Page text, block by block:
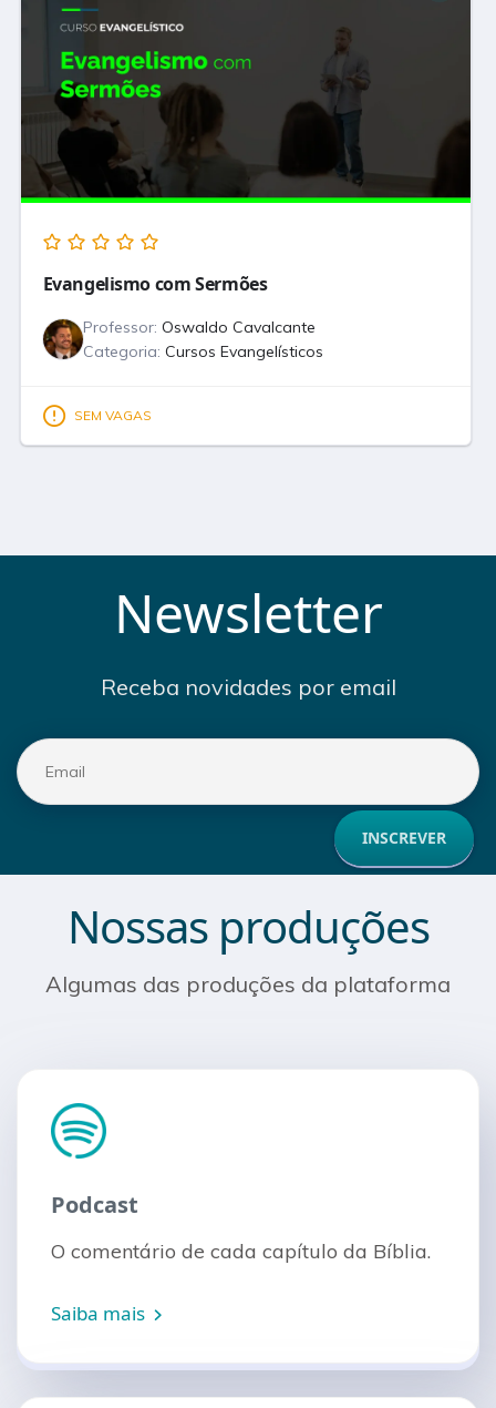
Evangelismo com Sermões
Professor: Oswaldo Cavalcante
Categoria: Cursos Evangelísticos
Newsletter
Receba novidades por email
Nossas produções
Algumas das produções da plataforma
Podcast
O comentário de cada capítulo da Bíblia.
Saiba mais